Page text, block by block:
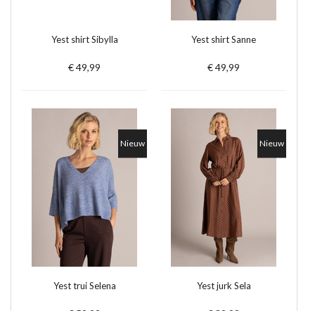
Yest shirt Sibylla
€ 49,99
Yest shirt Sanne
€ 49,99
Nieuw
Yest trui Selena
Nieuw
Yest jurk Sela